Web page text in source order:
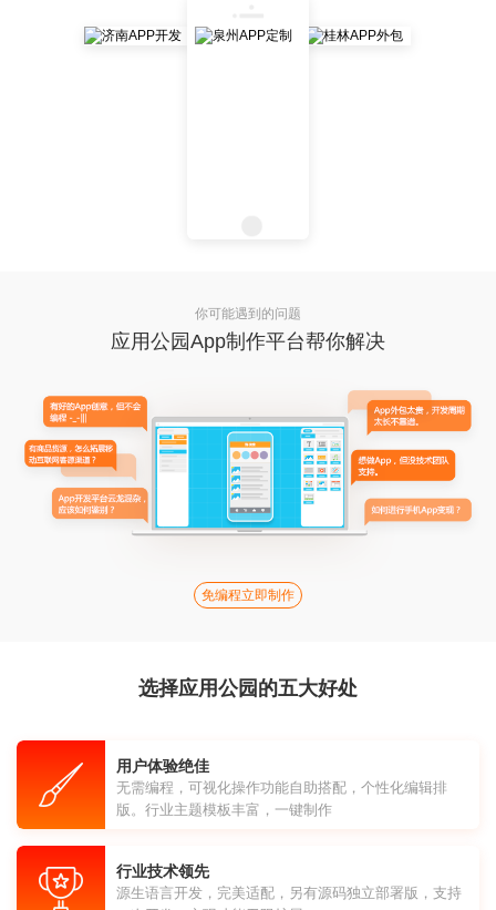
你可能遇到的问题
应用公园App制作平台帮你解决
免编程立即制作
选择应用公园的五大好处
用户体验绝佳
无需编程，可视化操作功能自助搭配，个性化编辑排
版。行业主题模板丰富，一键制作
行业技术领先
源生语言开发，完美适配，另有源码独立部署版，支持